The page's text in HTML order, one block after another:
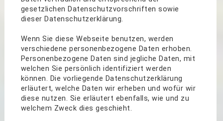
gesetzlichen Datenschutzvorschriften sowie
dieser Datenschutzerklärung.
Wenn Sie diese Webseite benutzen, werden
verschiedene personenbezogene Daten erhoben.
Personenbezogene Daten sind jegliche Daten, mit
welchen Sie persönlich identifiziert werden
können. Die vorliegende Datenschutzerklärung
erläutert, welche Daten wir erheben und wofür wir
diese nutzen. Sie erläutert ebenfalls, wie und zu
welchem Zweck dies geschieht.